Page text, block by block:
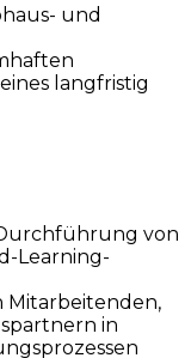
und
langfristig
von
Learning-
Mitarbeitenden,
in